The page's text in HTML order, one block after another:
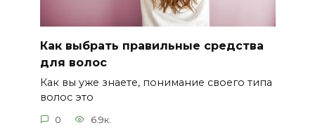
Как выбрать правильные средства
для волос
Как вы уже знаете, понимание своего типа
волос это
0 6.9к.